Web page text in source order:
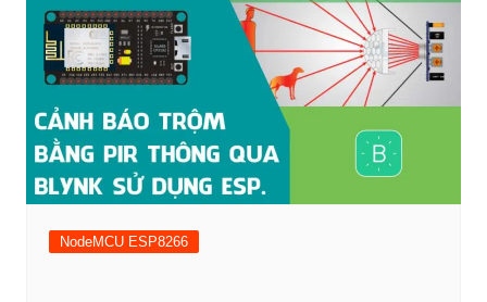
NodeMCU ESP8266